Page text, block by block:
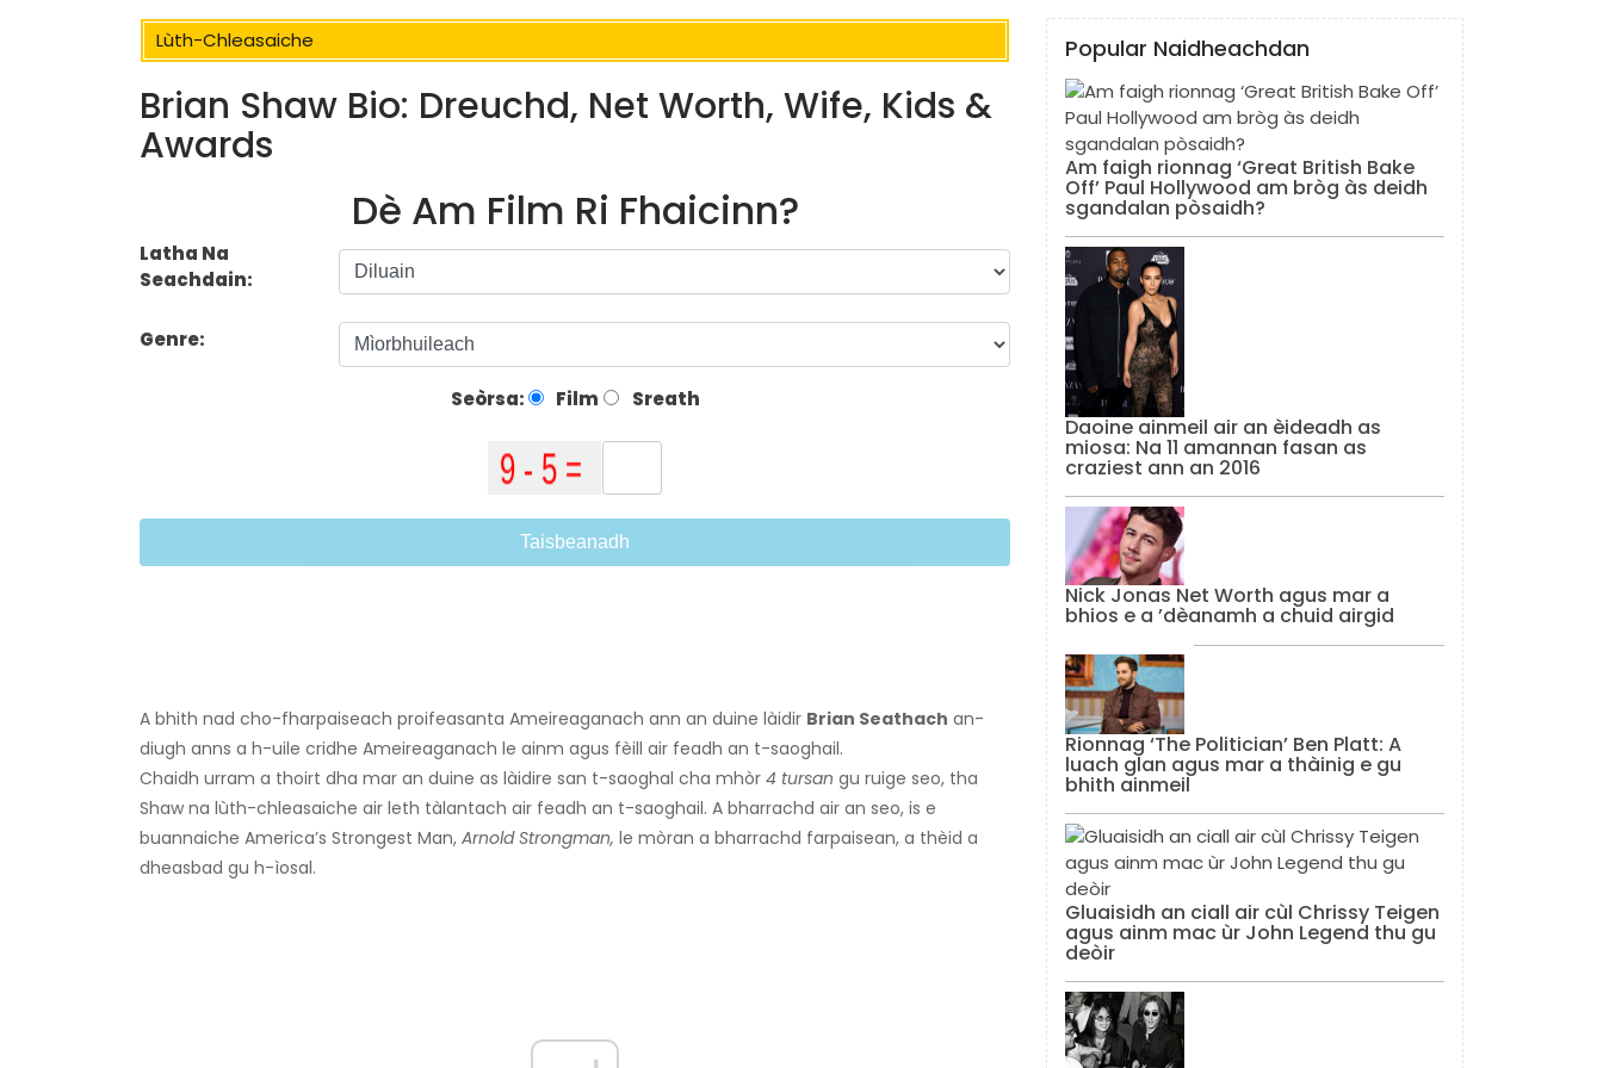
Lùth-Chleasaiche
Brian Shaw Bio: Dreuchd, Net Worth, Wife, Kids &
Awards
Dè Am Film Ri Fhaicinn?
Latha Na
Seachdain:
Genre:
Seòrsa: Film Sreath
Taisbeanadh
A bhith nad cho-fharpaiseach proifeasanta Ameireaganach ann an duine làidir Brian Seathach an-
diugh anns a h-uile cridhe Ameireaganach le ainm agus fèill air feadh an t-saoghail.
Chaidh urram a thoirt dha mar an duine as làidire san t-saoghal cha mhòr 4 tursan gu ruige seo, tha
Shaw na lùth-chleasaiche air leth tàlantach air feadh an t-saoghail. A bharrachd air an seo, is e
buannaiche America’s Strongest Man, Arnold Strongman, le mòran a bharrachd farpaisean, a thèid a
dheasbad gu h-ìosal.
Popular Naidheachdan
Am faigh rionnag ‘Great British Bake
Off’ Paul Hollywood am bròg às deidh
sgandalan pòsaidh?
Daoine ainmeil air an èideadh as
miosa: Na 11 amannan fasan as
craziest ann an 2016
Nick Jonas Net Worth agus mar a
bhios e a ’dèanamh a chuid airgid
Rionnag ‘The Politician’ Ben Platt: A
luach glan agus mar a thàinig e gu
bhith ainmeil
Gluaisidh an ciall air cùl Chrissy Teigen
agus ainm mac ùr John Legend thu gu
deòir